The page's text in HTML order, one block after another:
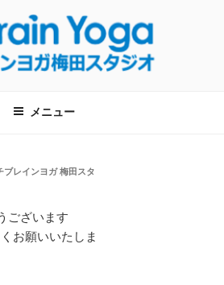
東梅田駅から徒歩５分！
メニュー
ブレインヨガ 梅田スタ
ございます
お願いいたしま